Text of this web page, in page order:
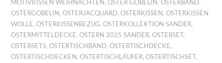
MOTIVKISSEN WEIHNACHTEN,OSTER GOBELIN,OSTERBAND,
OSTERGOBELIN,OSTERJACQUARD,OSTERKISSEN,OSTERKISSEN
WOLLE,OSTERKISSENBEZUG,OSTERKOLLEKTION SANDER,
OSTERMITTELDECKE,OSTERN 2025 SANDER,OSTERSET,
OSTERSETS,OSTERTISCHBAND,OSTERTISCHDECKE,
OSTERTISCHDECKEN,OSTERTISCHLÄUFER,OSTERTISCHSET,